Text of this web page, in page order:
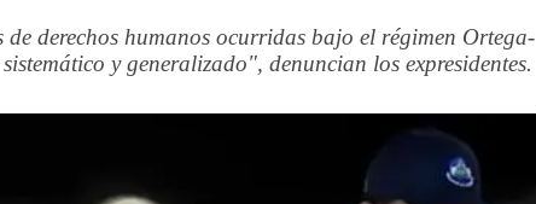
de derechos humanos ocurridas bajo el régimen Ortega-
y generalizado", denuncian los expresidentes.